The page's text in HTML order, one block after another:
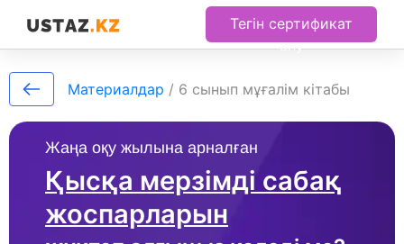
Тегін сертификат
алу
Жаңа оқу жылына арналған
Қысқа мерзімді сабақ
жоспарларын
Материалдар / 6 сынып мұғалім кітабы